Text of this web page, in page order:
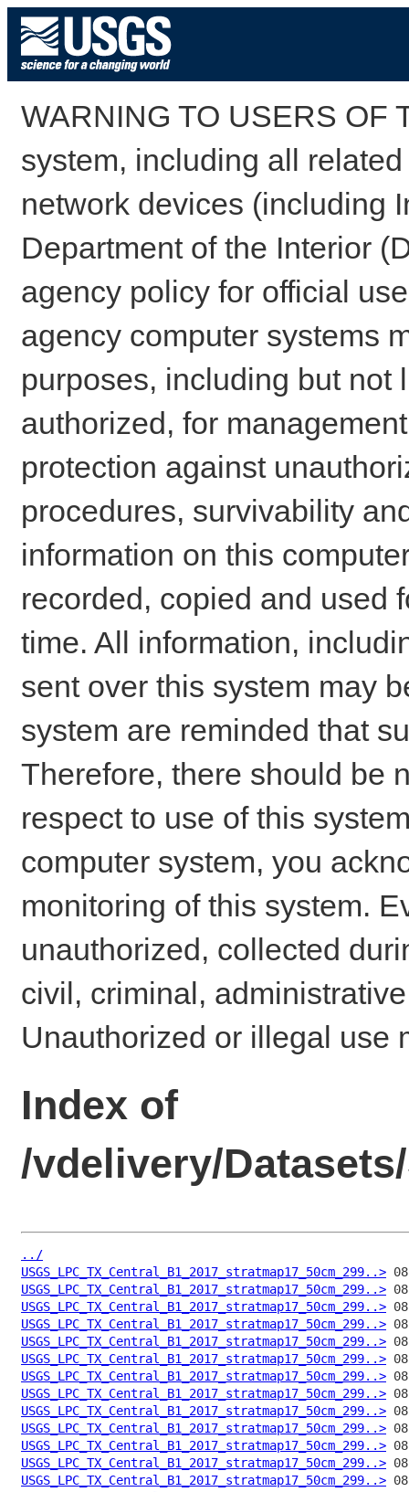
WARNING TO USERS OF
system, including all
network devices (including
Department of the Interior
agency policy for official
agency computer systems
purposes, including but not
authorized, for
protection against
procedures, survivability
information on this
recorded, copied and used
time. All information,
sent over this system may
system are reminded that
Therefore, there should be
respect to use of this
computer system, you
monitoring of this system.
unauthorized, collected
civil, criminal,
Unauthorized or illegal use
Index of
/vdelivery/
../
USGS_LPC_TX_Central_B1_2017_stratmap17_50cm_299..>
USGS_LPC_TX_Central_B1_2017_stratmap17_50cm_299..>
USGS_LPC_TX_Central_B1_2017_stratmap17_50cm_299..>
USGS_LPC_TX_Central_B1_2017_stratmap17_50cm_299..>
USGS_LPC_TX_Central_B1_2017_stratmap17_50cm_299..>
USGS_LPC_TX_Central_B1_2017_stratmap17_50cm_299..>
USGS_LPC_TX_Central_B1_2017_stratmap17_50cm_299..>
USGS_LPC_TX_Central_B1_2017_stratmap17_50cm_299..>
USGS_LPC_TX_Central_B1_2017_stratmap17_50cm_299..>
USGS_LPC_TX_Central_B1_2017_stratmap17_50cm_299..>
USGS_LPC_TX_Central_B1_2017_stratmap17_50cm_299..>
USGS_LPC_TX_Central_B1_2017_stratmap17_50cm_299..>
USGS_LPC_TX_Central_B1_2017_stratmap17_50cm_299..>